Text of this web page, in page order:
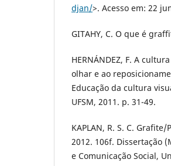
djan/>. Acesso em: 22
GITAHY, C. O que é
HERNÁNDEZ, F. A
olhar e ao
Educação da cultura
UFSM, 2011. p. 31-49.
KAPLAN, R. S. C.
2012. 106f. Dissertação
e Comunicação Social,